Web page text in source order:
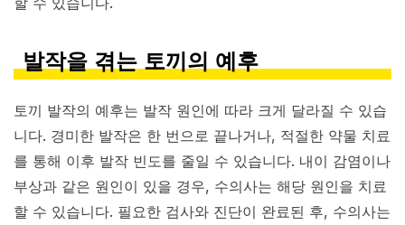
발작을 겪는 토끼의 예후
토끼 발작의 예후는 발작 원인에 따라 크게 달라질 수 있습
니다. 경미한 발작은 한 번으로 끝나거나, 적절한 약물 치료
를 통해 이후 발작 빈도를 줄일 수 있습니다. 내이 감염이나
부상과 같은 원인이 있을 경우, 수의사는 해당 원인을 치료
할 수 있습니다. 필요한 검사와 진단이 완료된 후, 수의사는